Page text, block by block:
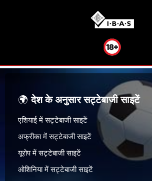
🌍देश के अनुसार सट्टेबाजी साइटें
एशियाई में सट्टेबाजी साइटें
अफ्रीका में सट्टेबाजी साइटें
यूरोप में सट्टेबाजी साइटें
ओशिनिया में सट्टेबाजी साइटें